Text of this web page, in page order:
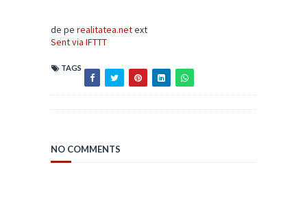
de pe realitatea.netext
Sent via IFTTT
TAGS
NO COMMENTS